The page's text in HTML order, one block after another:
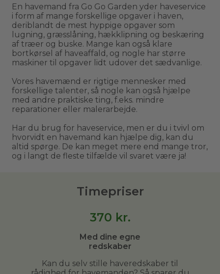
En havemand fra Go Go Garden yder haveservice
i form af mange forskellige opgaver i haven,
deriblandt de mest hyppige opgaver som
lugning, græsslåning, hækklipning og beskæring
af træer og buske. Mange kan også klare
bortkørsel af haveaffald, og nogle har større
maskiner til opgaver lidt udover det sædvanlige.
Vores havemænd er rigtige mennesker med
forskellige talenter, så nogle kan også hjælpe
med andre praktiske ting, f.eks. mindre
reparationer eller malerarbejde.
Har du brug for haveservice, men er du i tvivl om
hvorvidt en havemand kan hjælpe dig, kan du
altid spørge. De kan meget mere end mange tror,
og i langt de fleste tilfælde vil svaret være ja!
Timepriser
370 kr.
Med dine egne
redskaber
Kan du selv stille haveredskaber til